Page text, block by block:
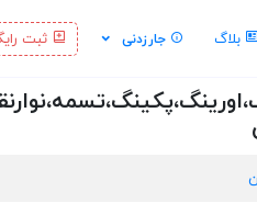
بلاگ جارزدنی ثبت